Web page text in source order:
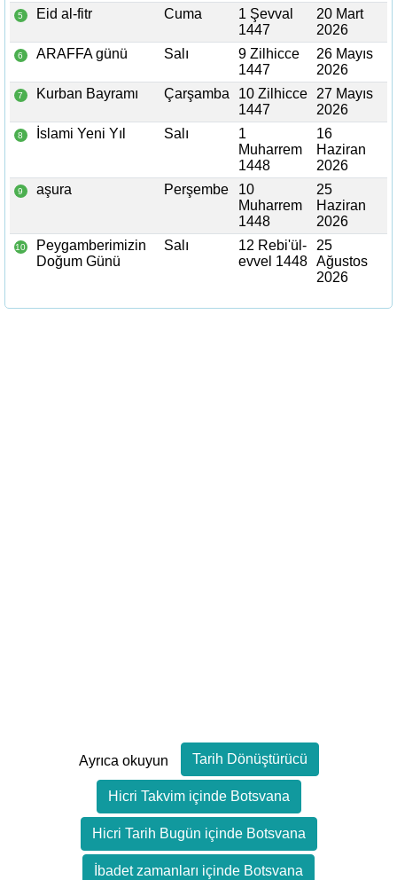
5 Eid al-fitr Cuma
1 Şevval
1447
20 Mart
2026
6 ARAFFA günü Salı
9 Zilhicce
1447
26 Mayıs
2026
7 Kurban Bayramı Çarşamba
10 Zilhicce
1447
27 Mayıs
2026
8 İslami Yeni Yıl Salı
1
Muharrem
1448
16
Haziran
2026
9 aşura Perşembe
10
Muharrem
1448
25
Haziran
2026
10
Peygamberimizin
Doğum Günü
Salı
12 Rebi'ül-
evvel 1448
25
Ağustos
2026
Ayrıca okuyun Tarih Dönüştürücü
Hicri Takvim içinde Botsvana
Hicri Tarih Bugün içinde Botsvana
İbadet zamanları içinde Botsvana